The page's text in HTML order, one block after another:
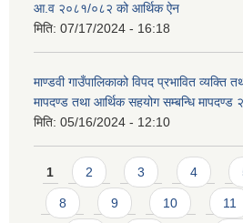
आ.व २०८१/०८२ को आर्थिक ऐन
मिति: 07/17/2024 - 16:18
माण्डवी गाउँपालिकाको विपद प्रभावित व्यक्ति
मापदण्ड तथा आर्थिक सहयोग सम्बन्धि
मिति: 05/16/2024 - 12:10
Pages
1 2 3 4
8 9 10 11